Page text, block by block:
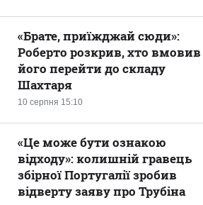
10 серпня 15:10
«Брате, приїжджай сюди»:
Роберто розкрив, хто вмовив
його перейти до складу
Шахтаря
«Це може бути ознакою
відходу»: колишній гравець
збірної Португалії зробив
відверту заяву про Трубіна